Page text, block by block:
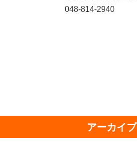
048-814-2940
アーカイブ